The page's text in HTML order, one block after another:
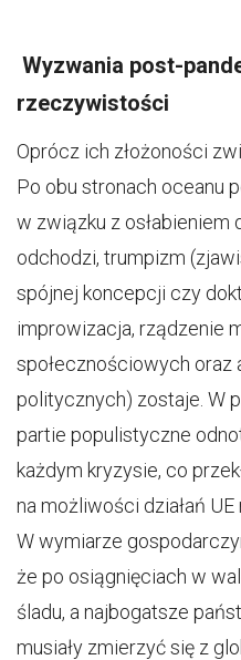
Wyzwania post-
rzeczywistości
Oprócz ich złożoności
Po obu stronach oceanu
w związku z osłabieniem
odchodzi, trumpizm
spójnej koncepcji czy
improwizacja, rządzenie
społecznościowych oraz
politycznych) zostaje. W
partie populistyczne
każdym kryzysie, co
na możliwości działań
W wymiarze
że po osiągnięciach w
śladu, a najbogatsze
musiały zmierzyć się z